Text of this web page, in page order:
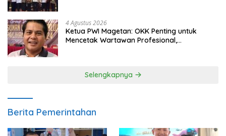
4 Agustus 2026
Ketua PWI Magetan: OKK Penting untuk
Mencetak Wartawan Profesional,
Selengkapnya
Berita Pemerintahan